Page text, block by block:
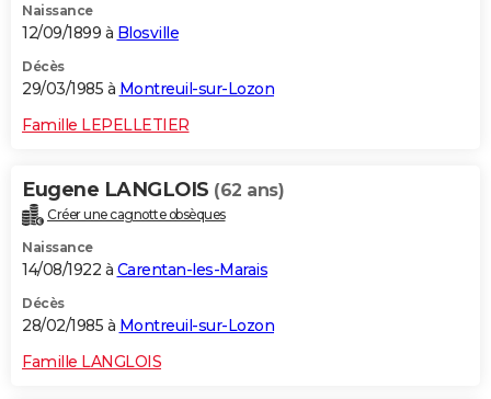
Naissance
12/09/1899 à Blosville
Décès
29/03/1985 à Montreuil-sur-Lozon
Famille LEPELLETIER
Eugene LANGLOIS (62 ans)
Créer une cagnotte obsèques
Naissance
14/08/1922 à Carentan-les-Marais
Décès
28/02/1985 à Montreuil-sur-Lozon
Famille LANGLOIS